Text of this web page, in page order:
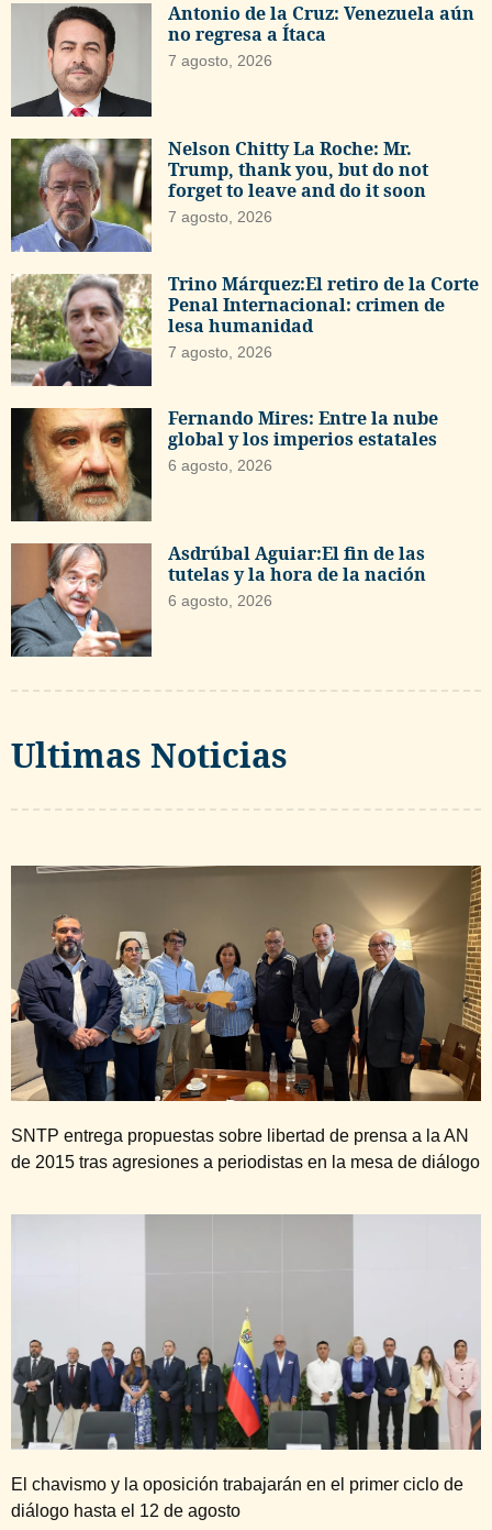
Antonio de la Cruz: Venezuela aún
no regresa a Ítaca
7 agosto, 2026
Nelson Chitty La Roche: Mr.
Trump, thank you, but do not
forget to leave and do it soon
7 agosto, 2026
Trino Márquez:El retiro de la Corte
Penal Internacional: crimen de
lesa humanidad
7 agosto, 2026
Fernando Mires: Entre la nube
global y los imperios estatales
6 agosto, 2026
Asdrúbal Aguiar:El fin de las
tutelas y la hora de la nación
6 agosto, 2026
Ultimas Noticias
SNTP entrega propuestas sobre libertad de prensa a la AN
de 2015 tras agresiones a periodistas en la mesa de diálogo
El chavismo y la oposición trabajarán en el primer ciclo de
diálogo hasta el 12 de agosto